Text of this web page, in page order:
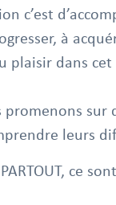
c’est
à
plaisir dans cet
promenons
leurs
ce